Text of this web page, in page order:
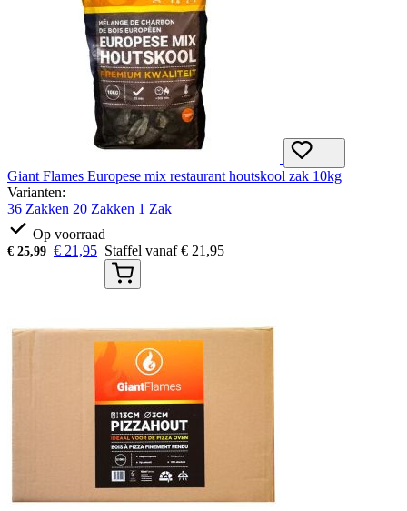
Giant Flames Europese mix restaurant houtskool zak 10kg
Varianten:
36 Zakken 20 Zakken 1 Zak
Op voorraad
€ 25,99 € 21,95 Staffel vanaf€ 21,95